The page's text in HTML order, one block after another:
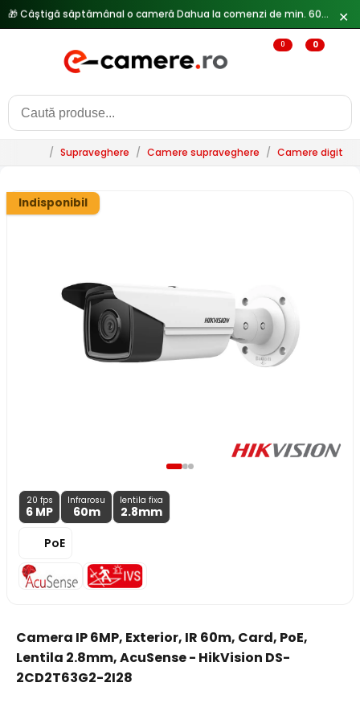
Reduceri de pana la 25% doar in luna iulie → Vezi ofertele ✕
0 0
/ Supraveghere / Camere supraveghere / Camere digitale
Indisponibil
20 fps
6 MP
Infrarosu
60m
lentila fixa
2.8mm
PoE
Camera IP 6MP, Exterior, IR 60m, Card, PoE,
Lentila 2.8mm, AcuSense - HikVision DS-
2CD2T63G2-2I28